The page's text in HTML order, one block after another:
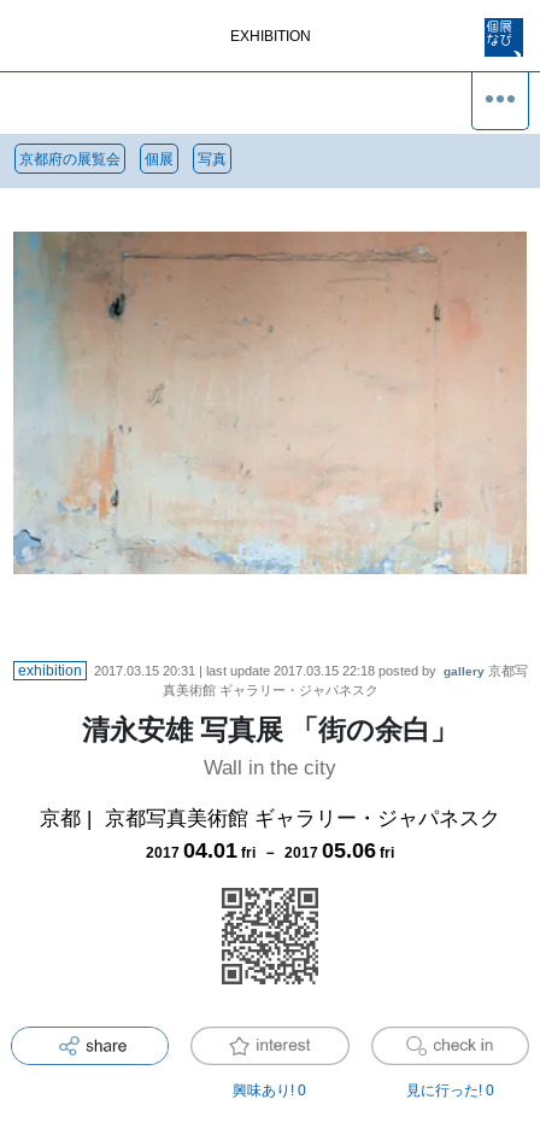
EXHIBITION
京都府の展覧会 個展 写真
exhibition 2017.03.15 20:31 | last update 2017.03.15 22:18posted by gallery 京都写
真美術館 ギャラリー・ジャパネスク
清永安雄 写真展 「街の余白」
Wall in the city
京都 | 京都写真美術館 ギャラリー・ジャパネスク
2017 04.01 fri － 2017 05.06 fri
興味あり! 0 見に行った! 0